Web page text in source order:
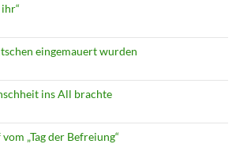
eingemauert wurden
ins All brachte
„Tag der Befreiung“